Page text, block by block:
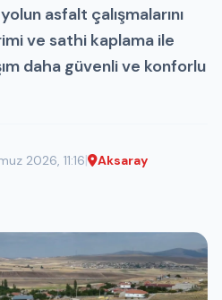
asfalt çalışmalarını
ve sathi kaplama ile
daha güvenli ve konforlu
2026, 11:16| Aksaray